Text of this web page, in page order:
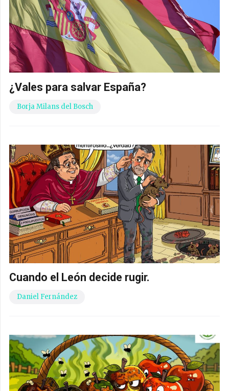
¿Vales para salvar España?
Borja Milans del Bosch
Cuando el León decide rugir.
Daniel Fernández